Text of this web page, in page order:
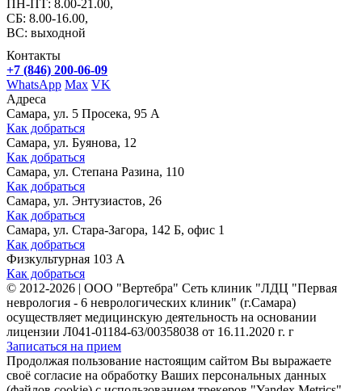
ПН-ПТ: 8.00-21.00,
СБ: 8.00-16.00,
ВС: выходной
Контакты
+7 (846) 200-06-09
WhatsApp Max VK
Адреса
Самара, ул. 5 Просека, 95 А
Как добраться
Самара, ул. Буянова, 12
Как добраться
Самара, ул. Степана Разина, 110
Как добраться
Самара, ул. Энтузиастов, 26
Как добраться
Самара, ул. Стара-Загора, 142 Б, офис 1
Как добраться
Физкультурная 103 А
Как добраться
© 2012-2026 | ООО "Вертебра" Сеть клиник "ЛДЦ "Первая
неврология - 6 неврологических клиник" (г.Самара)
осуществляет медицинскую деятельность на основании
лицензии Л041-01184-63/00358038 от 16.11.2020 г. г
Записаться на прием
Продолжая пользование настоящим сайтом Вы выражаете
своё согласие на обработку Ваших персональных данных